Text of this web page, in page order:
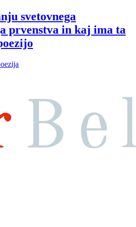
svetovnega
prvenstva in kaj ima ta